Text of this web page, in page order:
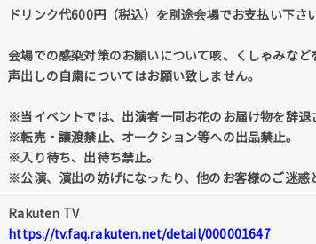
ドリンク代600円（税込）を別途会場でお支払い下さい
会場での感染対策のお願いについて咳、くしゃみな
声出しの自粛についてはお願い致しません。
※当イベントでは、出演者一同お花のお届け物を辞退
※転売・譲渡禁止、オークション等への出品禁止。
※入り待ち、出待ち禁止。
※公演、演出の妨げになったり、他のお客様のご迷惑
Rakuten TV
https://tv.faq.rakuten.net/detail/000001647